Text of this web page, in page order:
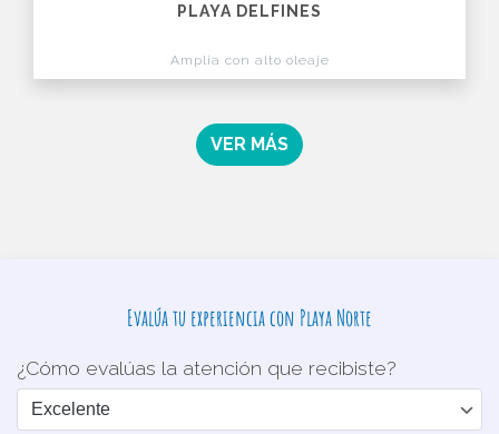
PLAYA DELFINES
Amplia con alto oleaje
VER MÁS
Evalúa tu experiencia con Playa Norte
¿Cómo evalúas la atención que recibiste?